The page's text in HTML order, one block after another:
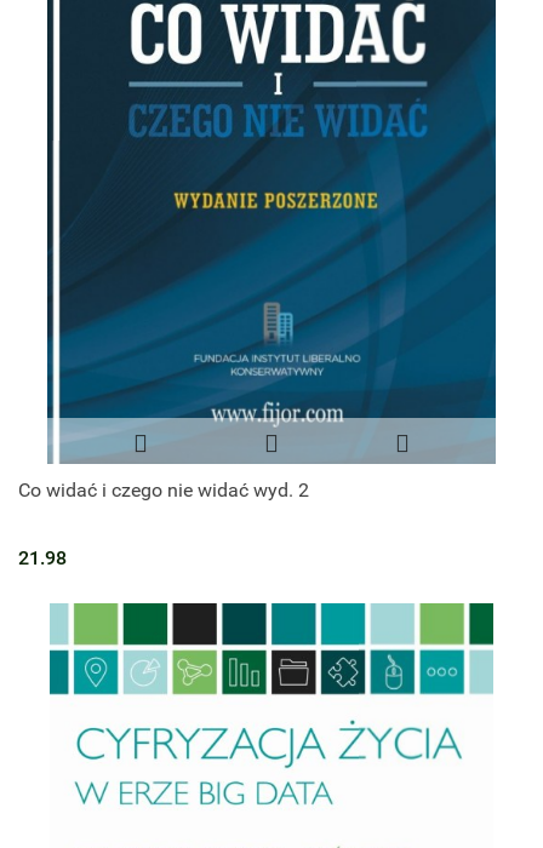
Co widać i czego nie widać wyd. 2
21.98